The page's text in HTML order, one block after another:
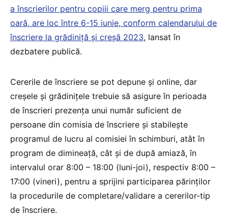
a înscrierilor pentru copiii care merg pentru prima
oară, are loc între 6-15 iunie, conform calendarului de
înscriere la grădiniță și creșă 2023, lansat în
dezbatere publică.
Cererile de înscriere se pot depune și online, dar
creșele și grădinițele trebuie să asigure în perioada
de înscrieri prezența unui număr suficient de
persoane din comisia de înscriere și stabilește
programul de lucru al comisiei în schimburi, atât în
program de dimineață, cât și de după amiază, în
intervalul orar 8:00 – 18:00 (luni-joi), respectiv 8:00 –
17:00 (vineri), pentru a sprijini participarea părinților
la procedurile de completare/validare a cererilor-tip
de înscriere.